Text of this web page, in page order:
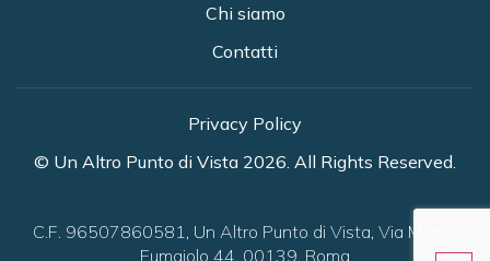
Chi siamo
Contatti
© Un Altro Punto di Vista 2026. All Rights Reserved.
Privacy Policy
C.F. 96507860581, Un Altro Punto di Vista, Via Monte
Fumaiolo 44, 00139, Roma